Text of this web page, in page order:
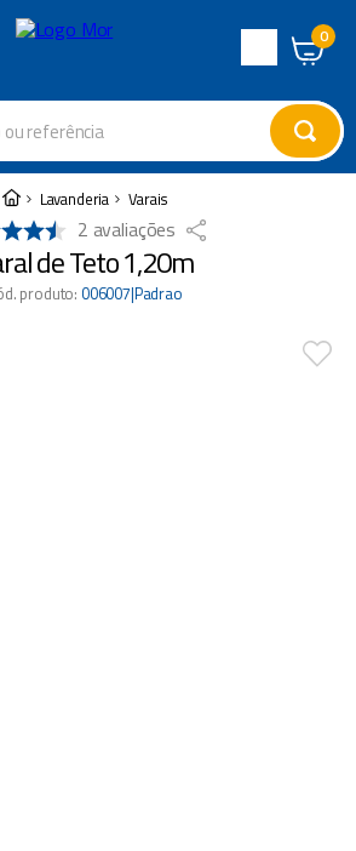
de
Atendimento
0
referência
Lavanderia Varais
2 avaliações
de Teto 1,20m
produto: 006007|Padrao